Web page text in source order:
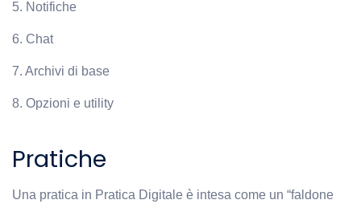
5. Notifiche
6. Chat
7. Archivi di base
8. Opzioni e utility
Pratiche
Una pratica in Pratica Digitale è intesa come un “faldone